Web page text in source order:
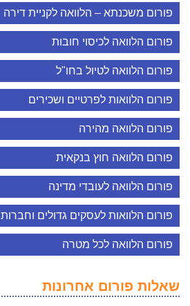
פורום משכנתא – הלוואה לקניית דירה
פורום הלוואה לכיסוי חובות
פורום הלוואה לטיול בחו"ל
פורום הלוואות לפרטיים ושכירים
פורום הלוואה מהירה
פורום הלוואה חוץ בנקאית
פורום הלוואה לעובדי מדינה
פורום הלוואות לעסקים גדולים וחברות
פורום הלוואה לכל מטרה
שאלות פורום אחרונות